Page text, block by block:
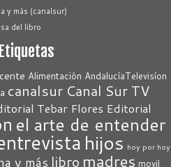
y más (canalsur)
del libro
Etiquetas
Alimentación AndalucíaTelevisíon
canalsur Canal Sur TV
Tebar Flores Editorial
el arte de entender
hijos hoy por hoy
y más libro madres movil